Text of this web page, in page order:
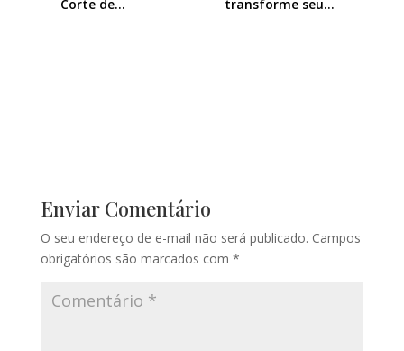
Corte de…
transforme seu…
Enviar Comentário
O seu endereço de e-mail não será publicado. Campos
obrigatórios são marcados com *